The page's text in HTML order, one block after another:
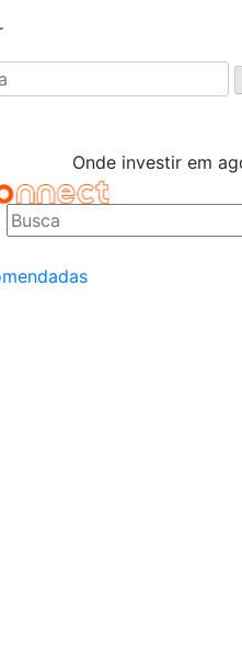
Onde investir em